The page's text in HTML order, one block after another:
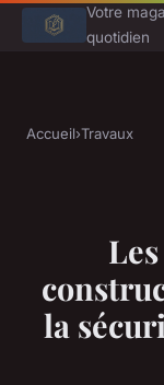
Votre
quotidien
Accueil›Travaux
la